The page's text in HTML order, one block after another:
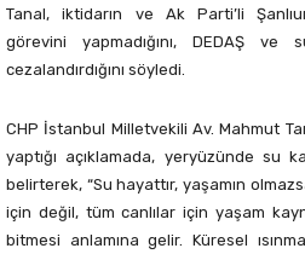
Tanal, iktidarın ve Ak Parti’li
görevini yapmadığını, DEDAŞ ve
cezalandırdığını söyledi.
CHP İstanbul Milletvekili Av. Mahmut
yaptığı açıklamada, yeryüzünde su
belirterek, “Su hayattır, yaşamın
için değil, tüm canlılar için yaşam
bitmesi anlamına gelir. Küresel